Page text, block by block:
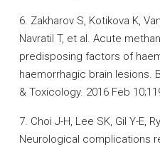
6. Zakharov S, Kotikova K,
Navratil T, et al. Acute
predisposing factors of
haemorrhagic brain lesions.
& Toxicology. 2016 Feb
7. Choi J-H, Lee SK, Gil Y-E,
Neurological complications